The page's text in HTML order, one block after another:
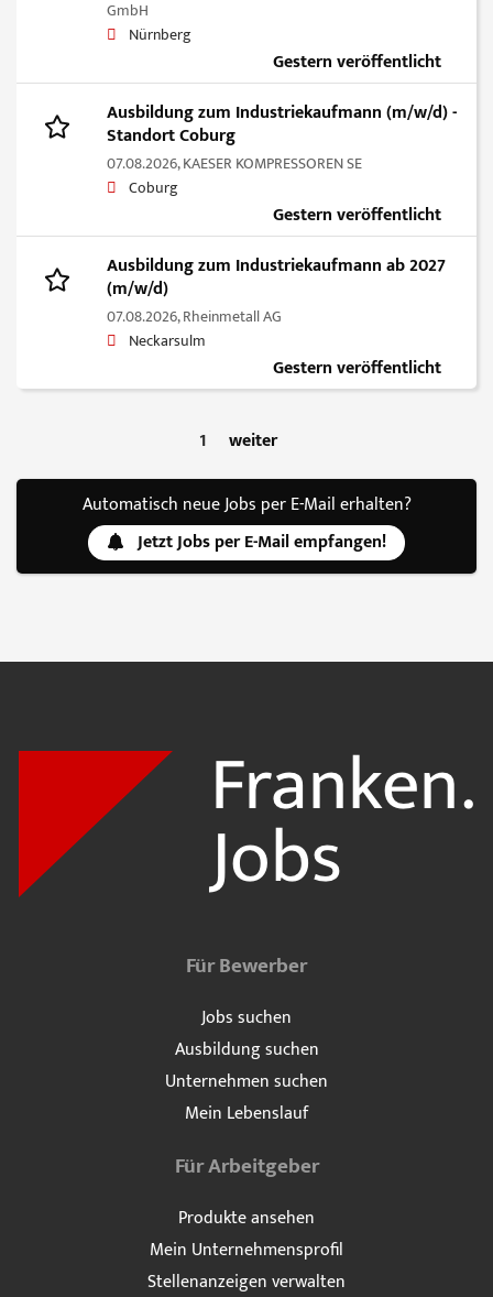
GmbH
Nürnberg
Gestern veröffentlicht
Ausbildung zum Industriekaufmann (m/w/d) -
Standort Coburg
07.08.2026,KAESER KOMPRESSOREN SE
Coburg
Gestern veröffentlicht
Ausbildung zum Industriekaufmann ab 2027
(m/w/d)
07.08.2026,Rheinmetall AG
Neckarsulm
Gestern veröffentlicht
1 weiter
Automatisch neue Jobs per E-Mail erhalten?
Jetzt Jobs per E-Mail empfangen!
Für Bewerber
Jobs suchen
Ausbildung suchen
Unternehmen suchen
Mein Lebenslauf
Für Arbeitgeber
Produkte ansehen
Mein Unternehmensprofil
Stellenanzeigen verwalten